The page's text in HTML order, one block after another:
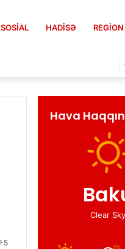
SOSIAL HADISƏ REGION
5
Hava
Clear Sky